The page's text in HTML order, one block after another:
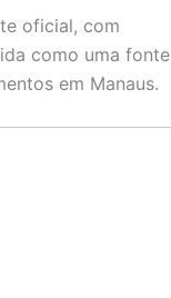
oficial, com
como uma fonte
em Manaus.